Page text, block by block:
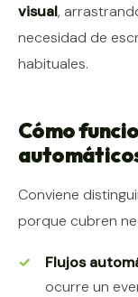
visual,
necesidad de
habituales.
Cómo
Conviene
porque cubren
Flujos
ocurre un